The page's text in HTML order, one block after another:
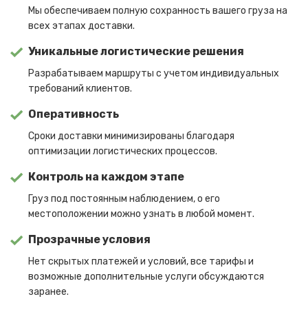
Мы обеспечиваем полную сохранность вашего груза на
всех этапах доставки.
Уникальные логистические решения
Разрабатываем маршруты с учетом индивидуальных
требований клиентов.
Оперативность
Сроки доставки минимизированы благодаря
оптимизации логистических процессов.
Контроль на каждом этапе
Груз под постоянным наблюдением, о его
местоположении можно узнать в любой момент.
Прозрачные условия
Нет скрытых платежей и условий, все тарифы и
возможные дополнительные услуги обсуждаются
заранее.